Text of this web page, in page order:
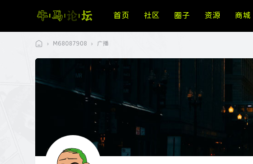
首页 社区 圈子 资源 商城
牛
论
› M68087908 › 广播